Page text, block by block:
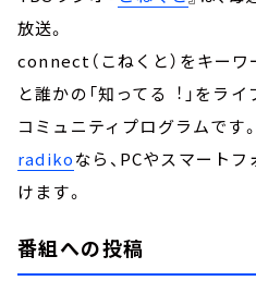
放送。
connect（こねくと）をキーワ
と誰かの「知ってる︕」をラ
コミュニティプログラムです。
radikoなら、PCやスマート
けます。
番組への投稿